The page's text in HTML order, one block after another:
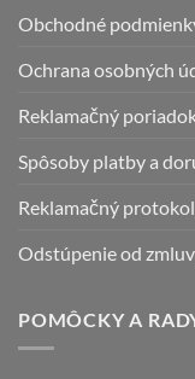
produktu.
Obchodné
Ochrana osobných
Reklamačný
Spôsoby platby a
Reklamačný protokol
Odstúpenie od
POMÔCKY A